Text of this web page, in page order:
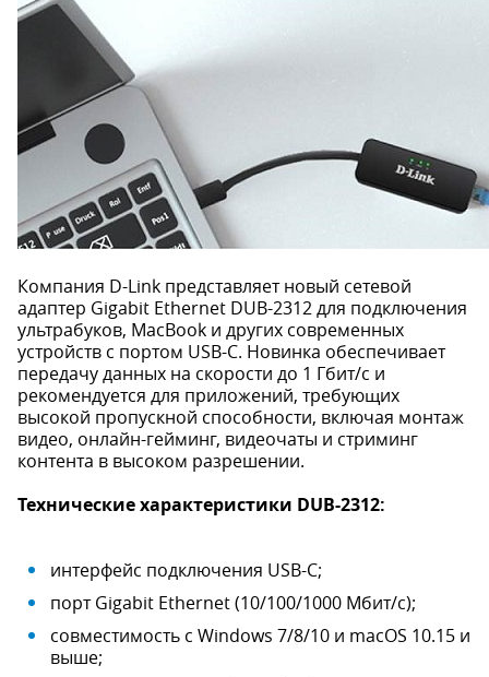
Компания D-Link представляет новый сетевой
адаптер Gigabit Ethernet DUB-2312 для подключения
ультрабуков, MacBook и других современных
устройств с портом USB-C. Новинка обеспечивает
передачу данных на скорости до 1 Гбит/с и
рекомендуется для приложений, требующих
высокой пропускной способности, включая монтаж
видео, онлайн-гейминг, видеочаты и стриминг
контента в высоком разрешении.
Технические характеристики DUB-2312:
интерфейс подключения USB-C;
порт Gigabit Ethernet (10/100/1000 Мбит/с);
совместимость с Windows 7/8/10 и macOS 10.15 и
выше;